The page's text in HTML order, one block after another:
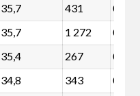
35,7 431 0,1
35,7 1 272 0,2
35,4 267 0,0
34,8 343 0,1